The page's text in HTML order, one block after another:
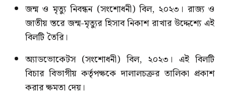
জন্ম ও মৃত্যু নিবন্ধন (সংশোধনী) বিল, ২০২৩। রাজ্য ও
জাতীয় স্তরে জন্ম-মৃত্যুর হিসাব নিকাশ রাখার উদ্দেশ্যে এই
বিলটি তৈরি।
অ্যাডভোকেটস (সংশোধনী) বিল, ২০২৩। এই বিলটি
বিচার বিভাগীয় কর্তৃপক্ষকে দালালচক্রর তালিকা প্রকাশ
করার ক্ষমতা দেয়।